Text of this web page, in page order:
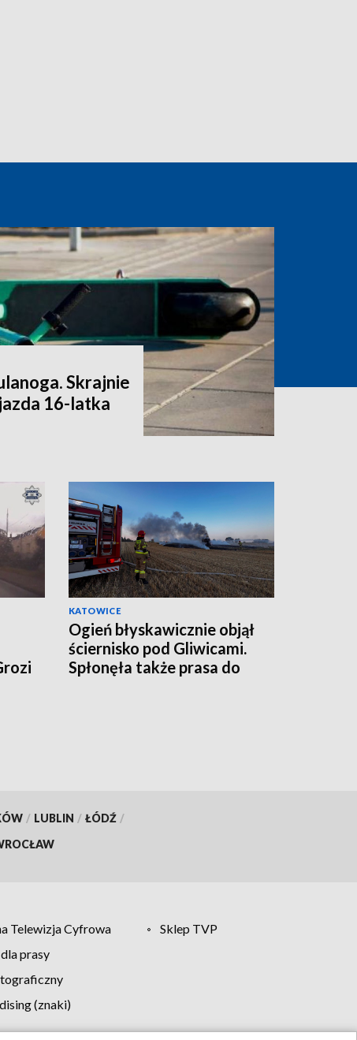
Skrajnie
16-latka
KATOWICE
Ogień błyskawicznie objął
ściernisko pod Gliwicami.
Spłonęła także prasa do
/ LUBLIN / ŁÓDŹ /
Telewizja Cyfrowa
Sklep TVP
prasy
(znaki)